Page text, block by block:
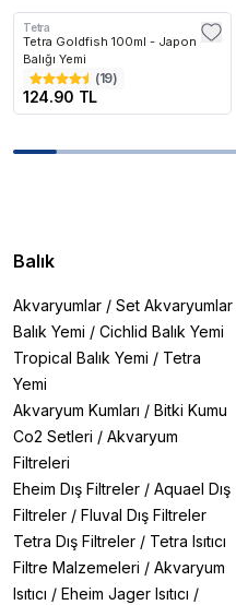
Tetra
Tetra Goldfish 100ml - Japon
Balığı Yemi
(19)
124.90 TL
Balık
Akvaryumlar / Set Akvaryumlar
Balık Yemi / Cichlid Balık Yemi
Tropical Balık Yemi / Tetra
Yemi
Akvaryum Kumları / Bitki Kumu
Co2 Setleri / Akvaryum
Filtreleri
Eheim Dış Filtreler / Aquael Dış
Filtreler / Fluval Dış Filtreler
Tetra Dış Filtreler / Tetra Isıtıcı
Filtre Malzemeleri / Akvaryum
Isıtıcı / Eheim Jager Isıtıcı /